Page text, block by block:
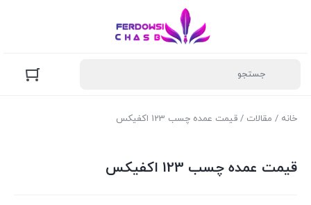
خانه / مقالات / قیمت عمده چسب 123 اکفیکس
قیمت عمده چسب 123 اکفیکس